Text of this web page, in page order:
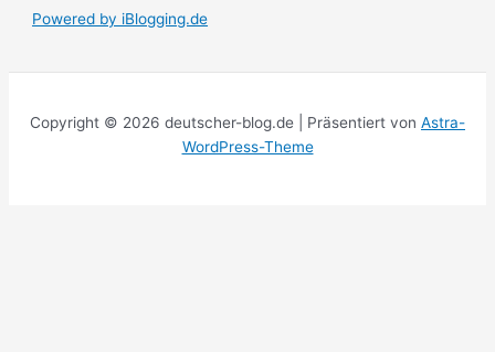
Powered by iBlogging.de
Copyright © 2026 deutscher-blog.de | Präsentiert von Astra-
WordPress-Theme